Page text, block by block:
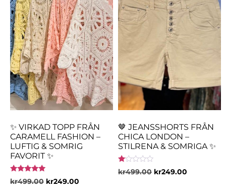
✨ VIRKAD TOPP FRÅN
CARAMELL FASHION –
LUFTIG & SOMRIG
FAVORIT ✨
Betygsatt
5.00
kr499.00 kr249.00
🤎 JEANSSHORTS FRÅN
CHICA LONDON –
STILRENA & SOMRIGA ✨
Betygsatt
1.00
kr499.00 kr249.00